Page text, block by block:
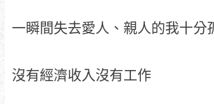
一瞬間失去愛人、親人的我十分
沒有經濟收入沒有工作